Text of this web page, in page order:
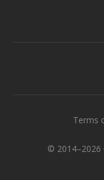
© 2014–2026
Terms